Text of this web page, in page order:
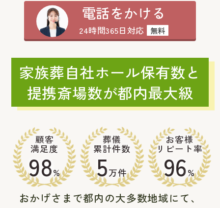
電話をかける
24時間365日対応 無料
家族葬自社ホール保有数と
提携斎場数が都内最大級
顧客
満足度
98%
葬儀
累計件数
5万件
お客様
リピート率
96%
おかげさまで都内の大多数地域にて、